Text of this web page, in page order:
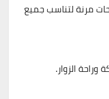
مرنة لتناسب جميع
وراحة الزوار.